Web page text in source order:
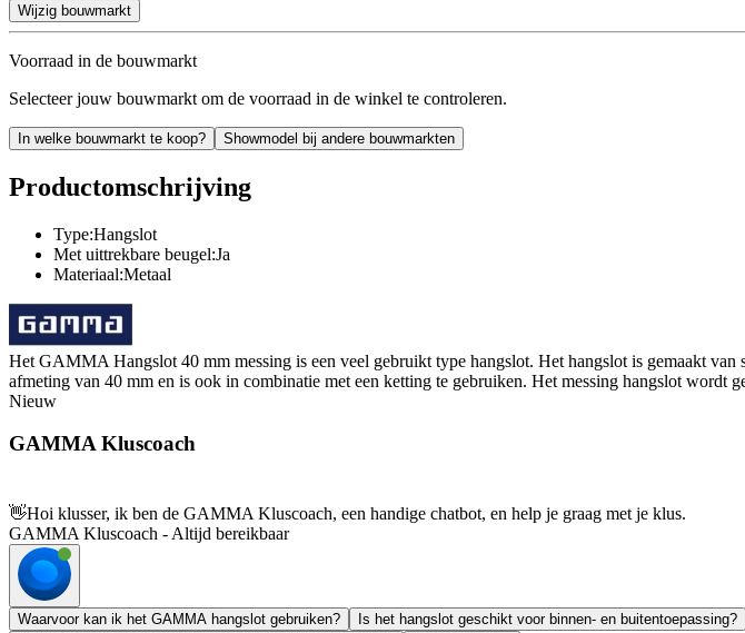
Wijzig bouwmarkt
Voorraad in de bouwmarkt
Selecteer jouw bouwmarkt om de voorraad in de winkel te controleren.
In welke bouwmarkt te koop? Showmodel bij andere bouwmarkten
Productomschrijving
Type:Hangslot
Met uittrekbare beugel:Ja
Materiaal:Metaal
Het GAMMA Hangslot 40 mm messing is een veel gebruikt type hangslot. Het hangslot is gemaakt
afmeting van 40 mm en is ook in combinatie met een ketting te gebruiken. Het messing hangslot wordt
Nieuw
GAMMA Kluscoach
👋Hoi klusser, ik ben de GAMMA Kluscoach, een handige chatbot, en help je graag met je klus.
GAMMA Kluscoach - Altijd bereikbaar
Waarvoor kan ik het GAMMA hangslot gebruiken? Is het hangslot geschikt voor binnen- en buitentoepassing?